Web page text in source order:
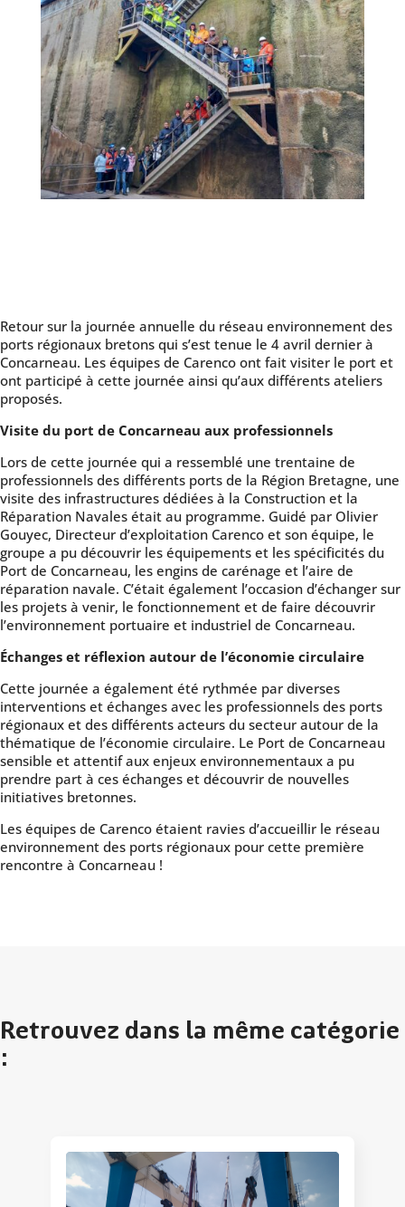
Retour sur la journée annuelle du réseau environnement des
ports régionaux bretons qui s’est tenue le 4 avril dernier à
Concarneau. Les équipes de Carenco ont fait visiter le port et
ont participé à cette journée ainsi qu’aux différents ateliers
proposés.
Visite du port de Concarneau aux professionnels
Lors de cette journée qui a ressemblé une trentaine de
professionnels des différents ports de la Région Bretagne, une
visite des infrastructures dédiées à la Construction et la
Réparation Navales était au programme. Guidé par Olivier
Gouyec, Directeur d’exploitation Carenco et son équipe, le
groupe a pu découvrir les équipements et les spécificités du
Port de Concarneau, les engins de carénage et l’aire de
réparation navale. C’était également l’occasion d’échanger sur
les projets à venir, le fonctionnement et de faire découvrir
l’environnement portuaire et industriel de Concarneau.
Échanges et réflexion autour de l’économie circulaire
Cette journée a également été rythmée par diverses
interventions et échanges avec les professionnels des ports
régionaux et des différents acteurs du secteur autour de la
thématique de l’économie circulaire. Le Port de Concarneau
sensible et attentif aux enjeux environnementaux a pu
prendre part à ces échanges et découvrir de nouvelles
initiatives bretonnes.
Les équipes de Carenco étaient ravies d’accueillir le réseau
environnement des ports régionaux pour cette première
rencontre à Concarneau !
Retrouvez dans la même catégorie
: